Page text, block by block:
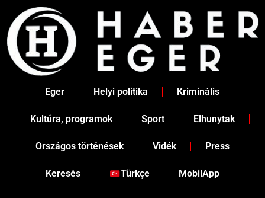
content
Eger Helyi politika Kriminális
Kultúra, programok Sport Elhunytak
Országos történések Vidék Press
Keresés Türkçe MobilApp